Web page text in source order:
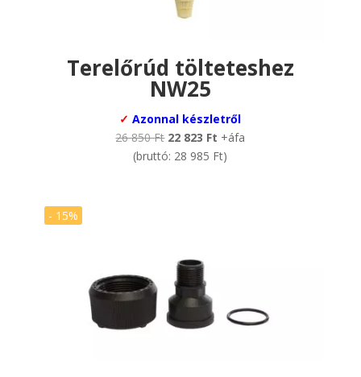
Terelőrúd tölteteshez
NW25
✓ Azonnal készletről
26 850Ft Original
price
22 823 Ft Current
price
+áfa
(bruttó: 28 985 Ft)
- 15%